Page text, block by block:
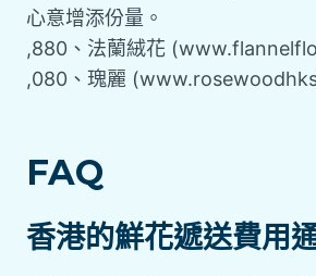
心意增添份量。
,880、法蘭絨花
,080、瑰麗
FAQ
香港的鮮花遞送費用